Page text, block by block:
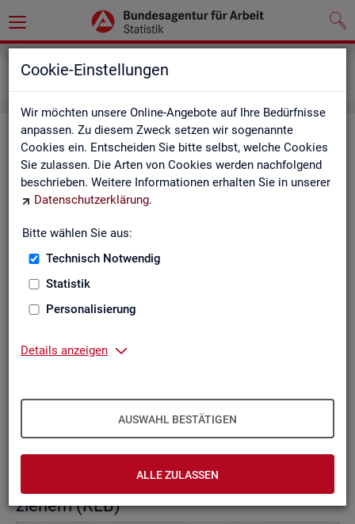
Cookie-Einstellungen
Wir möchten unsere Online-Angebote auf Ihre Bedürfnisse
anpassen. Zu diesem Zweck setzen wir sogenannte
Cookies ein. Entscheiden Sie bitte selbst, welche Cookies
Sie zulassen. Die Arten von Cookies werden nachfolgend
beschrieben. Weitere Informationen erhalten Sie in unserer
Datenschutzerklärung.
Bitte wählen Sie aus:
Technisch Notwendig
Statistik
Personalisierung
Details anzeigen
AUSWAHL BESTÄTIGEN
ALLE ZULASSEN
Kenn­zah­len­steck­brie­fe
Die Steck­brie­fe in­for­mie­ren über De­fi­ni­ti­on, Aus­sa­ge­kraft, Be­
rech­nung und Da­ten­quel­len der Kenn­zah­len, die in der Sta­tis­
tik der Bun­des­agen­tur für Ar­beit vor­kom­men.
Ab­gangs­ra­te
Ab­gangs­ra­te Ar­beits­lo­se
Ab­gangs­ra­te er­werbs­fä­hi­ge Leis­
tungs­be­rech­tig­te
Leis­tungs­be­rech­tig­te
Ab­gangs­ra­te von Ar­beits­lo­sen­geld­
emp­fän­gern
Ab­gangs­ra­te von Re­gel­leis­tungs­be­
zie­hern (RLB)